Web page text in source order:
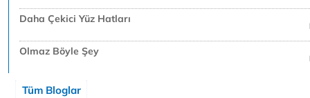
Daha Çekici Yüz Hatları
Olmaz Böyle Şey
Tüm Bloglar